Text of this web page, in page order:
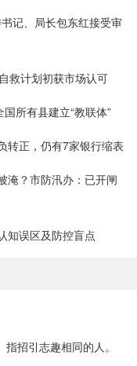
记、局长包东红接受审
救计划初获市场认可
所有县建立“教联体”
转正，仍有7家银行缩表
淹？市防汛办：已开闸
知误区及防控盲点
招引志趣相同的人。